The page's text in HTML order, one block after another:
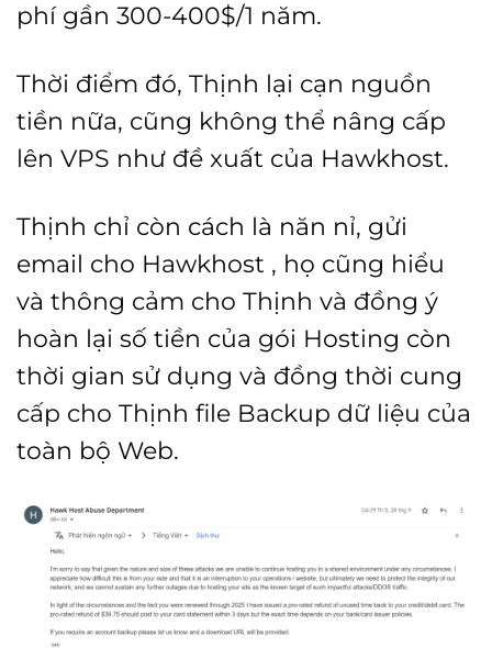
phí gần 300-400$/1 năm.
Thời điểm đó, Thịnh lại cạn nguồn
tiền nữa, cũng không thể nâng cấp
lên VPS như đề xuất của Hawkhost.
Thịnh chỉ còn cách là năn nỉ, gửi
email cho Hawkhost , họ cũng hiểu
và thông cảm cho Thịnh và đồng ý
hoàn lại số tiền của gói Hosting còn
thời gian sử dụng và đồng thời cung
cấp cho Thịnh file Backup dữ liệu của
toàn bộ Web.